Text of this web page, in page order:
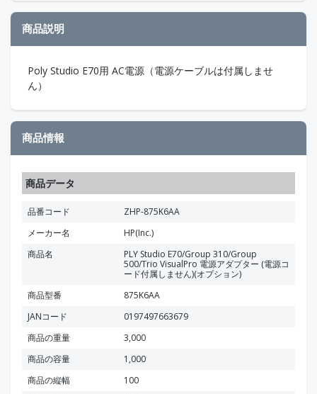
商品説明
Poly Studio E70用 AC電源（電源ケーブルは付属しませ
ん）
商品情報
商品データ
品番コード
ZHP-875K6AA
メーカー名
HP(Inc.)
商品名
PLY Studio E70/Group 310/Group
500/Trio VisualPro 電源アダプター (電源コ
ード付属しません)(オプション)
商品型番
875K6AA
JANコード
0197497663679
商品の重量
3,000
商品の容量
1,000
商品の縦幅
100